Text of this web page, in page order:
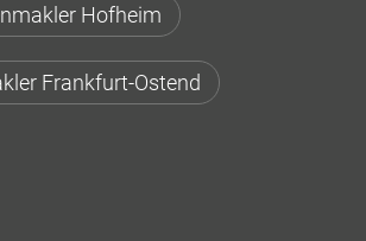
Hofheim
Frankfurt-Ostend